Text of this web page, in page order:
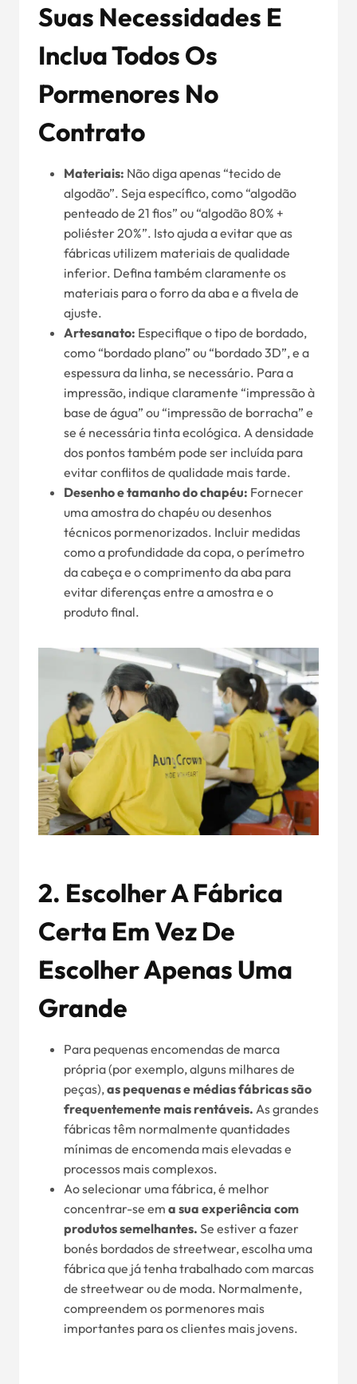
Suas Necessidades E
Inclua Todos Os
Pormenores No
Contrato
Materiais: Não diga apenas “tecido de
algodão”. Seja específico, como “algodão
penteado de 21 fios” ou “algodão 80% +
poliéster 20%”. Isto ajuda a evitar que as
fábricas utilizem materiais de qualidade
inferior. Defina também claramente os
materiais para o forro da aba e a fivela de
ajuste.
Artesanato: Especifique o tipo de bordado,
como “bordado plano” ou “bordado 3D”, e a
espessura da linha, se necessário. Para a
impressão, indique claramente “impressão à
base de água” ou “impressão de borracha” e
se é necessária tinta ecológica. A densidade
dos pontos também pode ser incluída para
evitar conflitos de qualidade mais tarde.
Desenho e tamanho do chapéu: Fornecer
uma amostra do chapéu ou desenhos
técnicos pormenorizados. Incluir medidas
como a profundidade da copa, o perímetro
da cabeça e o comprimento da aba para
evitar diferenças entre a amostra e o
produto final.
2. Escolher A Fábrica
Certa Em Vez De
Escolher Apenas Uma
Grande
Para pequenas encomendas de marca
própria (por exemplo, alguns milhares de
peças),as pequenas e médias fábricas são
frequentemente mais rentáveis. As grandes
fábricas têm normalmente quantidades
mínimas de encomenda mais elevadas e
processos mais complexos.
Ao selecionar uma fábrica, é melhor
concentrar-se em a sua experiência com
produtos semelhantes. Se estiver a fazer
bonés bordados de streetwear, escolha uma
fábrica que já tenha trabalhado com marcas
de streetwear ou de moda. Normalmente,
compreendem os pormenores mais
importantes para os clientes mais jovens.